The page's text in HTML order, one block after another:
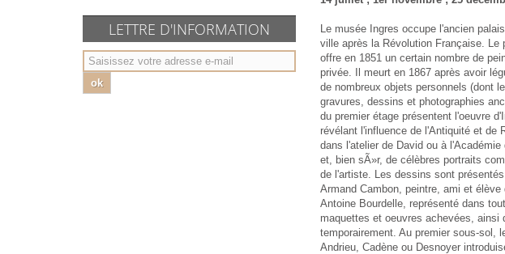
LETTRE D'INFORMATION
ok
Le musée Ingres occupe l'ancien
ville après la Révolution Française. Le
offre en 1851 un certain nombre de
privée. Il meurt en 1867 après avoir
de nombreux objets personnels (dont
gravures, dessins et photographies
du premier étage présentent l'oeuvre
révélant l'influence de l'Antiquité et de
dans l'atelier de David ou à
et, bien sÃ»r, de célèbres portraits
de l'artiste. Les dessins sont
Armand Cambon, peintre, ami et
Antoine Bourdelle, représenté dans
maquettes et oeuvres achevées, ainsi
temporairement. Au premier sous-sol,
Andrieu, Cadène ou Desnoyer